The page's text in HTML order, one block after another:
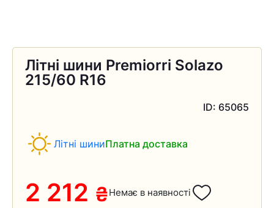
Літні шини Premiorri Solazo
215/60 R16
ID: 65065
Літні шиниПлатна доставка
2 212 ₴Немає в наявності